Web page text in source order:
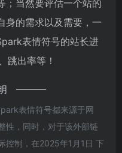
；当然要评估一个站的
身的需求以及需要，一
表情符号的站长进
跳出率等！
表情符号都来源于网
性，同时，对于该外部链
控制，在2025年1月1日 下